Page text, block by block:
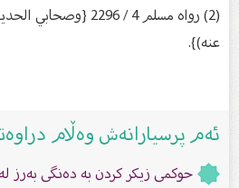
(2) رواه مسلم 4 / 2296
عنه)}.
ئەم پرسیارانەش وەڵام
حوکمی زیکر کردن بە دەنگى بەرز لە